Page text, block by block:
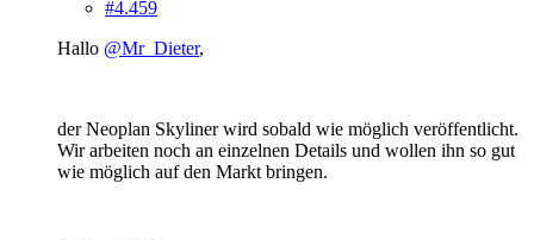
#4.459
Hallo @Mr_Dieter,
der Neoplan Skyliner wird sobald wie möglich veröffentlicht.
Wir arbeiten noch an einzelnen Details und wollen ihn so gut
wie möglich auf den Markt bringen.